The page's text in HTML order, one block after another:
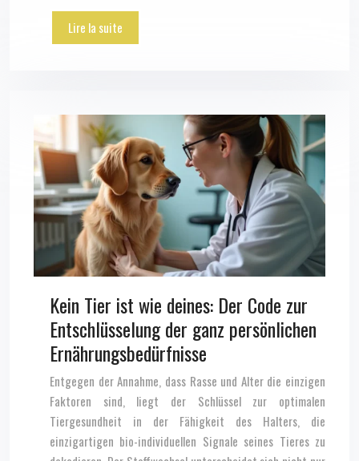
Lire la suite
Kein Tier ist wie deines: Der Code zur
Entschlüsselung der ganz persönlichen
Ernährungsbedürfnisse
Entgegen der Annahme, dass Rasse und Alter die einzigen
Faktoren sind, liegt der Schlüssel zur optimalen
Tiergesundheit in der Fähigkeit des Halters, die
einzigartigen bio-individuellen Signale seines Tieres zu